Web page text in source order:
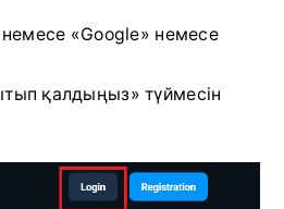
«Google» немесе
қалдыңыз» түймесін